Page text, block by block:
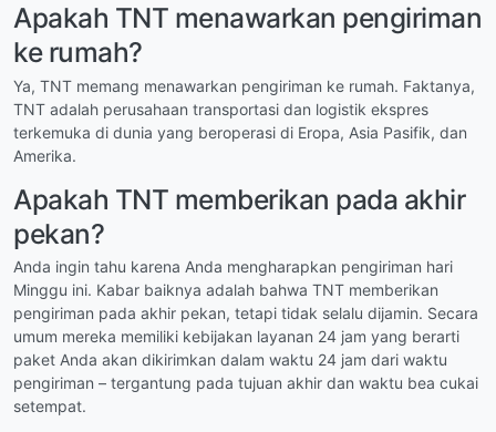
Apakah TNT menawarkan pengiriman
ke rumah?
Ya, TNT memang menawarkan pengiriman ke rumah. Faktanya,
TNT adalah perusahaan transportasi dan logistik ekspres
terkemuka di dunia yang beroperasi di Eropa, Asia Pasifik, dan
Amerika.
Apakah TNT memberikan pada akhir
pekan?
Anda ingin tahu karena Anda mengharapkan pengiriman hari
Minggu ini. Kabar baiknya adalah bahwa TNT memberikan
pengiriman pada akhir pekan, tetapi tidak selalu dijamin. Secara
umum mereka memiliki kebijakan layanan 24 jam yang berarti
paket Anda akan dikirimkan dalam waktu 24 jam dari waktu
pengiriman – tergantung pada tujuan akhir dan waktu bea cukai
setempat.